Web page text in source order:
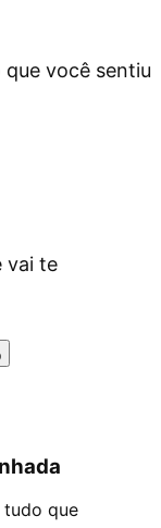
que você sentiu
vai te
tudo que